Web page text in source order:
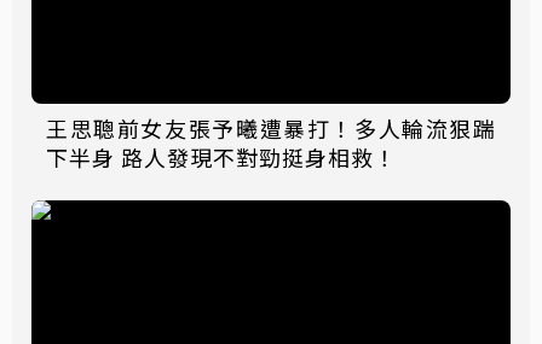
王思聰前女友張予曦遭暴打！多人輪流狠踹
下半身 路人發現不對勁挺身相救！